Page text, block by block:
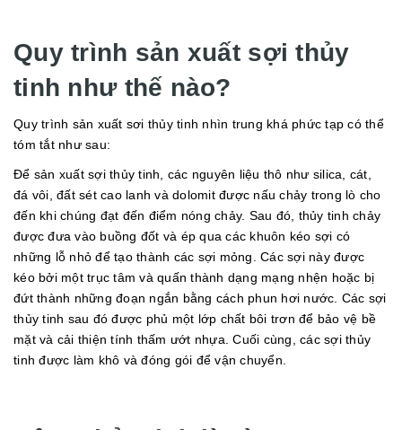
Quy trình sản xuất sợi thủy
tinh như thế nào?
Quy trình sản xuất sơi thủy tinh nhìn trung khá phức tạp có thể
tóm tắt như sau:
Để sản xuất sợi thủy tinh, các nguyên liệu thô như silica, cát,
đá vôi, đất sét cao lanh và dolomit được nấu chảy trong lò cho
đến khi chúng đạt đến điểm nóng chảy. Sau đó, thủy tinh chảy
được đưa vào buồng đốt và ép qua các khuôn kéo sợi có
những lỗ nhỏ để tạo thành các sợi mỏng. Các sợi này được
kéo bởi một trục tâm và quấn thành dạng mạng nhện hoặc bị
đứt thành những đoạn ngắn bằng cách phun hơi nước. Các sợi
thủy tinh sau đó được phủ một lớp chất bôi trơn để bảo vệ bề
mặt và cải thiện tính thấm ướt nhựa. Cuối cùng, các sợi thủy
tinh được làm khô và đóng gói để vận chuyển.